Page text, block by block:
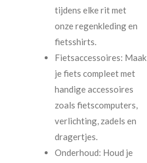
tijdens elke rit met
onze regenkleding en
fietsshirts.
Fietsaccessoires: Maak
je fiets compleet met
handige accessoires
zoals fietscomputers,
verlichting, zadels en
dragertjes.
Onderhoud: Houd je